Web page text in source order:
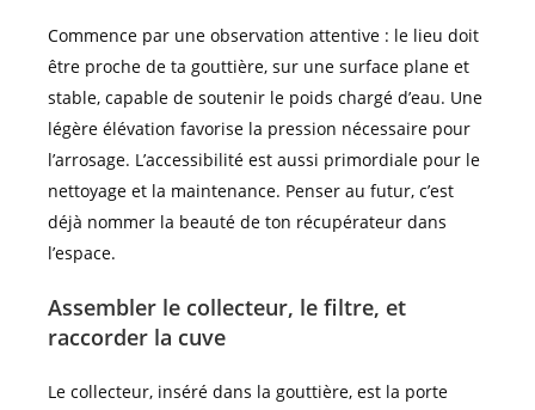
Commence par une observation attentive : le lieu doit
être proche de ta gouttière, sur une surface plane et
stable, capable de soutenir le poids chargé d’eau. Une
légère élévation favorise la pression nécessaire pour
l’arrosage. L’accessibilité est aussi primordiale pour le
nettoyage et la maintenance. Penser au futur, c’est
déjà nommer la beauté de ton récupérateur dans
l’espace.
Assembler le collecteur, le filtre, et
raccorder la cuve
Le collecteur, inséré dans la gouttière, est la porte